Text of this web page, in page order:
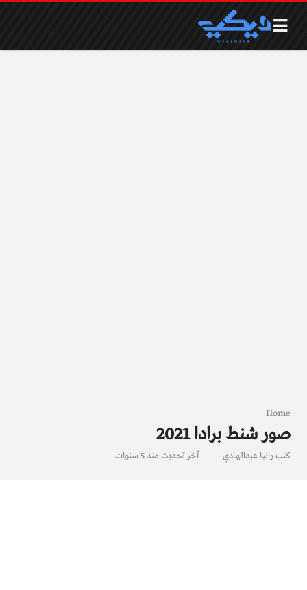
Home
صور شنط برادا 2021
كتب رانيا عبدالهادي آخر تحديث منذ 5 سنوات